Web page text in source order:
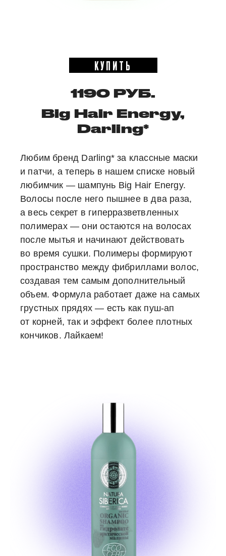
КУПИТЬ
1190 РУБ.
Big Hair Energy,
Darling*
Любим бренд Darling* за классные маски
и патчи, а теперь в нашем списке новый
любимчик — шампунь Big Hair Energy.
Волосы после него пышнее в два раза,
а весь секрет в гиперразветвленных
полимерах — они остаются на волосах
после мытья и начинают действовать
во время сушки. Полимеры формируют
пространство между фибриллами волос,
создавая тем самым дополнительный
объем. Формула работает даже на самых
грустных прядях — есть как пуш-ап
от корней, так и эффект более плотных
кончиков. Лайкаем!